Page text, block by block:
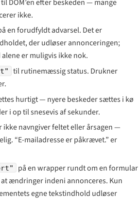
DOM’en efter beskeden — mange
ikke.
en forudfyldt advarsel. Det er
der udløser annonceringen;
er muligvis ikke nok.
til rutinemæssig status. Drukner
hurtigt — nyere beskeder sættes i kø
i op til snesevis af sekunder.
ikke navngiver feltet eller årsagen —
“E-mailadresse er påkrævet.” er
på en wrapper rundt om en formular
ændringer indeni annonceres. Kun
egne tekstindhold udløser